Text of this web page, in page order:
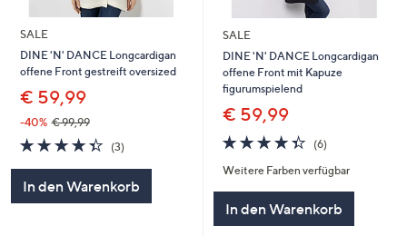
SALE
DINE 'N' DANCE Longcardigan
offene Front gestreift oversized
€ 59,99
-40% € 99,99
4.3
von
(3)3
In den Warenkorb
SALE
DINE 'N' DANCE Longcardigan
offene Front mit Kapuze
figurumspielend
€ 59,99
4.3
von
5
(6)6
Weitere Farben verfügbar
In den Warenkorb